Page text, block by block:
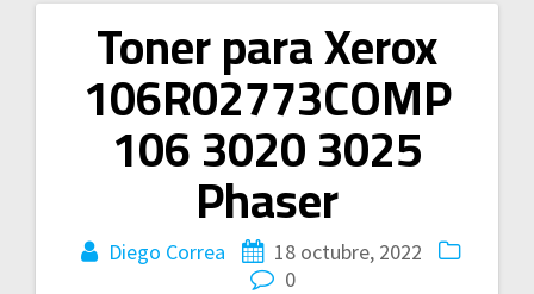
Toner para Xerox
106R02773COMP
106 3020 3025
Phaser
Diego Correa
18 octubre, 2022
0
Navegación
entradas